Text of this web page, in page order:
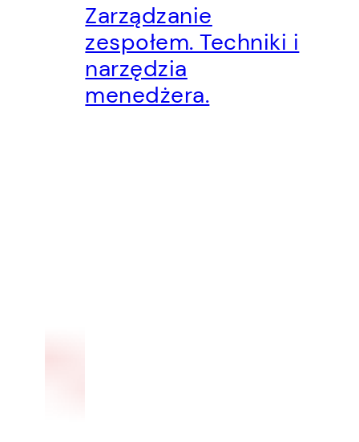
Zarządzanie
zespołem. Techniki i
narzędzia
menedżera.